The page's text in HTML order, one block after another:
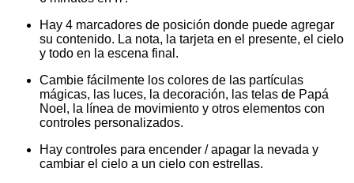
Hay 4 marcadores de posición donde puede agregar
su contenido. La nota, la tarjeta en el presente, el cielo
y todo en la escena final.
Cambie fácilmente los colores de las partículas
mágicas, las luces, la decoración, las telas de Papá
Noel, la línea de movimiento y otros elementos con
controles personalizados.
Hay controles para encender / apagar la nevada y
cambiar el cielo a un cielo con estrellas.